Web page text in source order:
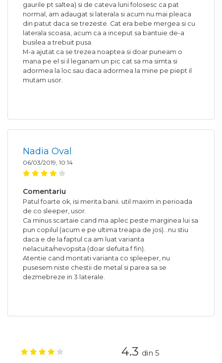
gaurile pt saltea) si de cateva luni folosesc ca pat
normal, am adaugat si laterala si acum nu mai pleaca
din patut daca se trezeste. Cat era bebe mergea si cu
laterala scoasa, acum ca a inceput sa bantuie de-a
busilea a trebuit pusa.
M-a ajutat ca se trezea noaptea si doar puneam o
mana pe el si il leganam un pic cat sa ma simta si
adormea la loc.sau daca adormea la mine pe piept il
mutam usor.
Nadia Oval
06/03/2019, 10:14
Comentariu
Patul foarte ok, isi merita banii. util maxim in perioada
de co sleeper, usor.
Ca minus scartaie cand ma aplec peste marginea lui sa
pun copilul (acum e pe ultima treapa de jos)...nu stiu
daca e de la faptul ca am luat varianta
nelacuita/nevopsita (doar slefuita f fin).
Atentie cand montati varianta co spleeper, nu
pusesem niste chestii de metal si parea sa se
dezmebreze in 3 laterale.
4.3 din 5